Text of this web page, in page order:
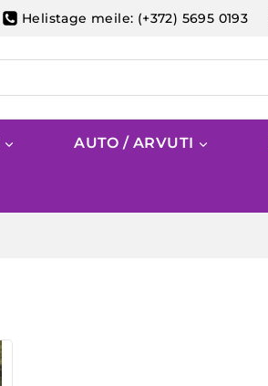
Helistage meile: (+372) 5695 0193
AUTO / ARVUTI